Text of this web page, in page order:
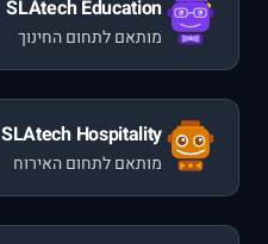
SLAtech Education
מותאם לתחום החינוך
SLAtech Hospitality
מותאם לתחום האירוח